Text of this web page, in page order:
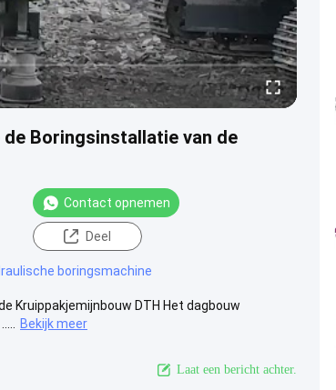
Boringsinstallatie van de
Contact opnemen
Deel
boringsmachine
Kruippakjemijnbouw DTH Het dagbouw
Bekijk meer
Laat een bericht achter.